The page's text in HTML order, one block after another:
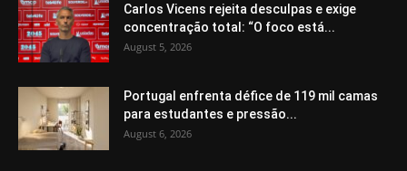
Carlos Vicens rejeita desculpas e exige
concentração total: “O foco está...
August 5, 2026
Portugal enfrenta défice de 119 mil camas
para estudantes e pressão...
August 6, 2026